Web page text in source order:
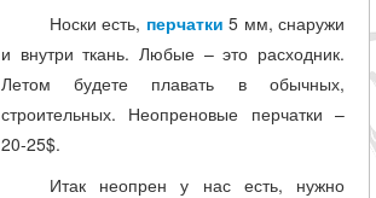
Носки есть, перчатки 5 мм, снаружи
и внутри ткань. Любые – это расходник.
Летом будете плавать в обычных,
строительных. Неопреновые перчатки –
20-25$.
Итак неопрен у нас есть, нужно